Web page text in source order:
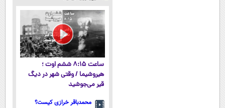
ساعت ۸:۱۵ ششم اوت ؛
هیروشیما / وقتی شهر در دیگ
قیر می‌جوشید
محمدباقر خرازی کیست؟